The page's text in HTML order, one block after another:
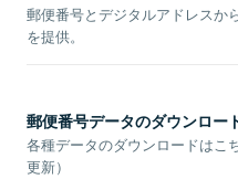
郵便番号とデジタルアドレスか
を提供。
郵便番号データのダウンロー
各種データのダウンロードはこ
更新）